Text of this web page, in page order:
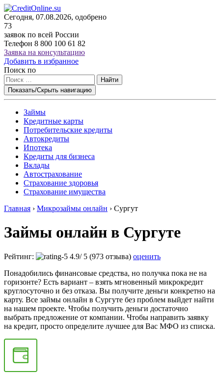
Сегодня, 07.08.2026, одобрено
73
заявок по всей России
Телефон 8 800 100 61 82
Заявка на консультацию
Добавить в избранное
Поиск по
Найти
Показать/Скрыть навигацию
Займы
Кредитные карты
Потребительские кредиты
Автокредиты
Ипотека
Кредиты для бизнеса
Вклады
Автострахование
Страхование здоровья
Страхование имущества
Главная › Микрозаймы онлайн › Сургут
Займы онлайн в Сургуте
Рейтинг: 4.9/ 5 (973 отзыва) оценить
Понадобились финансовые средства, но получка пока не на
горизонте? Есть вариант – взять мгновенный микрокредит
круглосуточно и без отказа. Вы получите деньги конкретно на
карту. Все займы онлайн в Сургуте без проблем выйдет найти
на нашем проекте. Чтобы получить деньги достаточно
выбрать предложение от компании. Чтобы направить заявку
на кредит, просто определите лучшее для Вас МФО из списка.